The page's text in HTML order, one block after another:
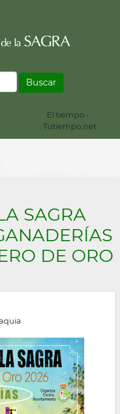
El tiempo -
Tutiempo.net
SAGRA
DE ORO